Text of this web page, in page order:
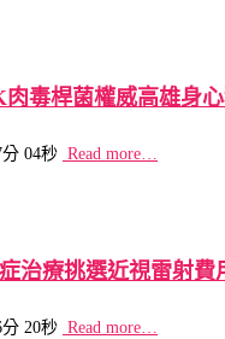
毒桿菌權威高雄身
04秒 Read more…
治療挑選近視雷射費
20秒 Read more…